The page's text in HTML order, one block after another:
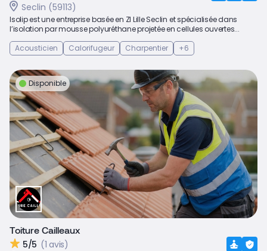
Seclin (59113)
Isolip est une entreprise basée en ZI Lille Seclin et spécialisée dans
l’isolation par mousse polyuréthane projetée en cellules ouvertes...
Acousticien
Calorifugeur Charpentier +6
Disponible
Toiture Cailleaux
5/5 (1 avis)